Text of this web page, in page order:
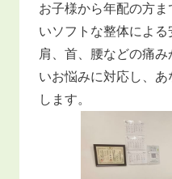
お子様から年配の方
いソフトな整体による
肩、首、腰などの痛
いお悩みに対応し、
します。